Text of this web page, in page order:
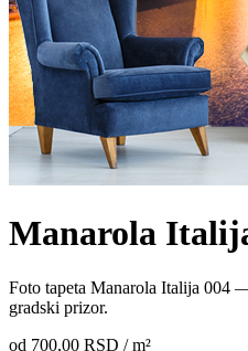
Manarola
Foto tapeta Manarola Italija 004
gradski prizor.
od 700,00 RSD / m²